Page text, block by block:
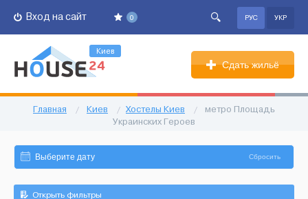
0
Вход на сайт РУС УКР
Киев
Сдать жильё
Главная / Киев / Хостелы Киев /
метро Площадь
Украинских Героев
Сбросить
Открыть фильтры